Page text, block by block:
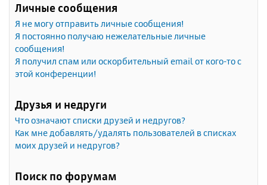
Личные сообщения
Я не могу отправить личные сообщения!
Я постоянно получаю нежелательные личные
сообщения!
Я получил спам или оскорбительный email от кого-то с
этой конференции!
Друзья и недруги
Что означают списки друзей и недругов?
Как мне добавлять/удалять пользователей в списках
моих друзей и недругов?
Поиск по форумам